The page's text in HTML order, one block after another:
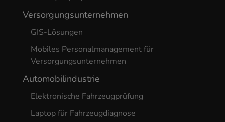
Versorgungsunternehmen
GIS-Lösungen
Mobiles Personalmanagement für
Versorgungsunternehmen
Automobilindustrie
Elektronische Fahrzeugprüfung
Laptop für Fahrzeugdiagnose